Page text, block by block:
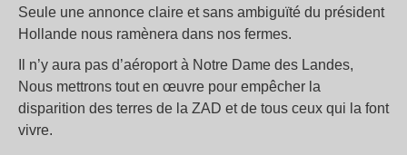
Seule une annonce claire et sans ambiguïté du président
Hollande nous ramènera dans nos fermes.
Il n’y aura pas d’aéroport à Notre Dame des Landes,
Nous mettrons tout en œuvre pour empêcher la
disparition des terres de la ZAD et de tous ceux qui la font
vivre.